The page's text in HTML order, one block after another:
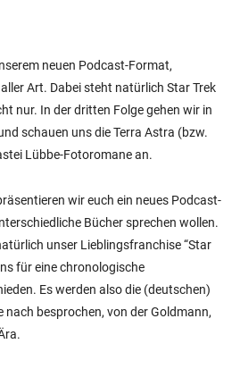
neuen Podcast-Format,
Art. Dabei steht natürlich Star Trek
nur. In der dritten Folge gehen wir in
schauen uns die Terra Astra (bzw.
Lübbe-Fotoromane an.
wir euch ein neues Podcast-
Bücher sprechen wollen.
unser Lieblingsfranchise “Star
für eine chronologische
Es werden also die (deutschen)
nach besprochen, von der Goldmann,